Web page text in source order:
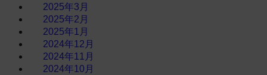
2025年3月
2025年2月
2025年1月
2024年12月
2024年11月
2024年10月